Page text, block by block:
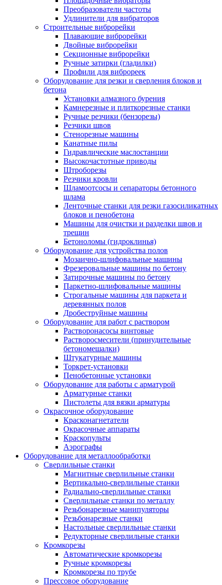
Преобразователи частоты
Удлинители для вибраторов
Строительные виброрейки
Плавающие виброрейки
Двойные виброрейки
Секционные виброрейки
Ручные затирки (гладилки)
Профили для виброреек
Оборудование для резки и сверления блоков и
бетона
Установки алмазного бурения
Камнерезные и плиткорезные станки
Ручные резчики (бензорезы)
Резчики швов
Стенорезные машины
Канатные пилы
Гидравлические маслостанции
Высокочастотные приводы
Штроборезы
Резчики кровли
Шламоотсосы и сепараторы бетонного
шлама
Ленточные станки для резки газосиликатных
блоков и пенобетона
Машины для очистки и разделки швов и
трещин
Бетоноломы (гидроклинья)
Оборудование для устройства полов
Мозаично-шлифовальные машины
Фрезеровальные машины по бетону
Затирочные машины по бетону
Паркетно-шлифовальные машины
Строгальные машины для паркета и
деревянных полов
Дробеструйные машины
Оборудование для работ с раствором
Растворонасосы винтовые
Растворосмесители (принудительные
бетономешалки)
Штукатурные машины
Торкрет-установки
Пенобетонные установки
Оборудование для работы с арматурой
Арматурные станки
Пистолеты для вязки арматуры
Окрасочное оборудование
Красконагнетатели
Окрасочные аппараты
Краскопульты
Аэрографы
Оборудование для металлообработки
Сверлильные станки
Магнитные сверлильные станки
Вертикально-сверлильные станки
Радиально-сверлильные станки
Сверлильные станки по металлу
Резьбонарезные манипуляторы
Резьбонарезные станки
Настольные сверлильные станки
Редукторные сверлильные станки
Кромкорезы
Автоматические кромкорезы
Ручные кромкорезы
Кромкорезы по трубе
Прессовое оборудование